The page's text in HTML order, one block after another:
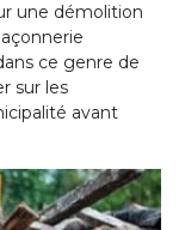
une démolition
ce genre de
sur les
avant